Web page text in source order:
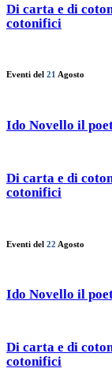
Di carta e di
cotonifici
Eventi del 21 Agosto
Ido Novello il
Di carta e di
cotonifici
Eventi del 22 Agosto
Ido Novello il
Di carta e di
cotonifici